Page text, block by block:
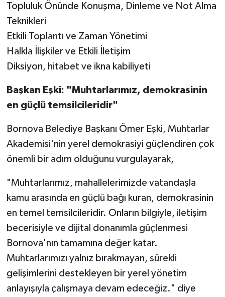
Topluluk Önünde Konuşma, Dinleme ve Not Alma
Teknikleri
Etkili Toplantı ve Zaman Yönetimi
Halkla İlişkiler ve Etkili İletişim
Diksiyon, hitabet ve ikna kabiliyeti
Başkan Eşki: "Muhtarlarımız, demokrasinin
en güçlü temsilcileridir"
Bornova Belediye Başkanı Ömer Eşki, Muhtarlar
Akademisi'nin yerel demokrasiyi güçlendiren çok
önemli bir adım olduğunu vurgulayarak,
"Muhtarlarımız, mahallelerimizde vatandaşla
kamu arasında en güçlü bağı kuran, demokrasinin
en temel temsilcileridir. Onların bilgiyle, iletişim
becerisiyle ve dijital donanımla güçlenmesi
Bornova'nın tamamına değer katar.
Muhtarlarımızı yalnız bırakmayan, sürekli
gelişimlerini destekleyen bir yerel yönetim
anlayışıyla çalışmaya devam edeceğiz." diye